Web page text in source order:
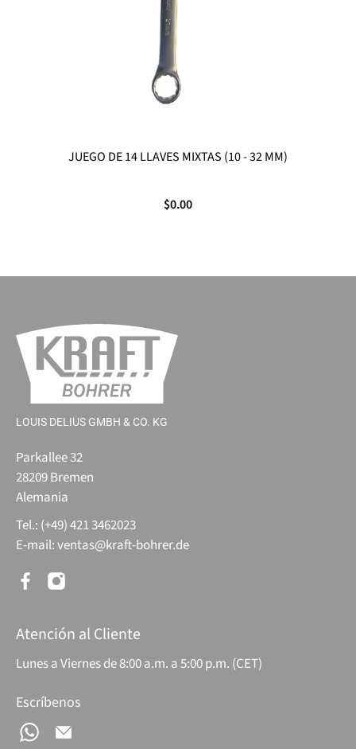
JUEGO DE 14 LLAVES MIXTAS (10 - 32 MM)
$0.00
LOUIS DELIUS GMBH & CO. KG
Parkallee 32
28209 Bremen
Alemania
Tel.: (+49) 421 3462023
E-mail:ventas@kraft-bohrer.de
Atención al Cliente
Lunes a Viernes de 8:00 a.m. a 5:00 p.m. (CET)
Escríbenos